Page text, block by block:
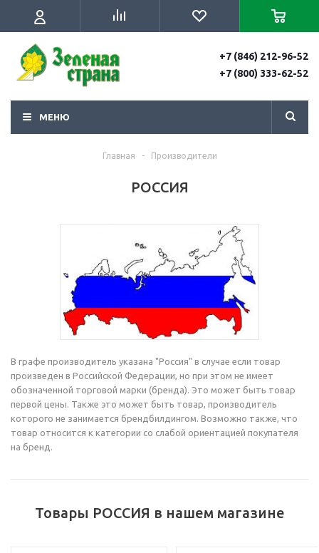
+7 (846) 212-96-52
+7 (800) 333-62-52
МЕНЮ
Главная - Производители
РОССИЯ
В графе производитель указана "Россия" в случае если товар
произведен в Российской Федерации, но при этом не имеет
обозначенной торговой марки (бренда). Это может быть товар
первой цены. Также это может быть товар, производитель
которого не занимается брендбилдингом. Возможно также, что
товар относится к категории со слабой ориентацией покупателя
на бренд.
Товары РОССИЯ в нашем магазине